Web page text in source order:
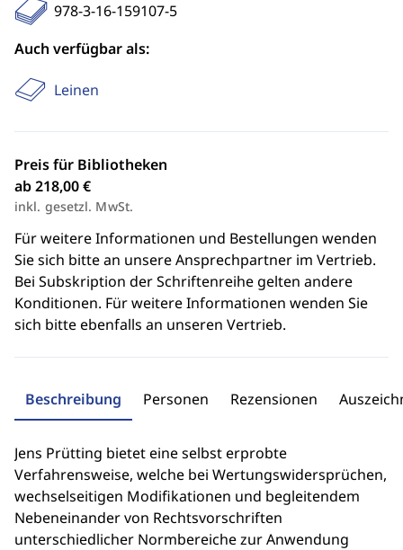
978-3-16-159107-5
Auch verfügbar als:
Leinen
Preis für Bibliotheken
ab 218,00 €
inkl. gesetzl. MwSt.
Für weitere Informationen und Bestellungen wenden
Sie sich bitte an unsere Ansprechpartner im Vertrieb.
Bei Subskription der Schriftenreihe gelten andere
Konditionen. Für weitere Informationen wenden Sie
sich bitte ebenfalls an unseren Vertrieb.
Beschreibung Personen Rezensionen
Jens Prütting bietet eine selbst erprobte
Verfahrensweise, welche bei Wertungswidersprüchen,
wechselseitigen Modifikationen und begleitendem
Nebeneinander von Rechtsvorschriften
unterschiedlicher Normbereiche zur Anwendung